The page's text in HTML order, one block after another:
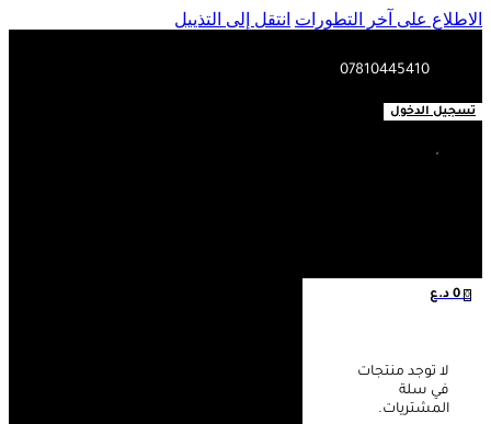
الاطلاع على آخر التطورات انتقل إلى التذييل
07810445410
تسجيل الدخول
0
0 د.ع
لا توجد منتجات
في سلة
المشتريات.